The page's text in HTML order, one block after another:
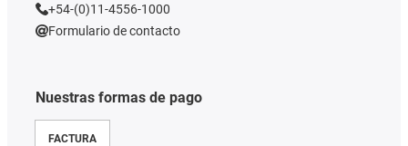
Nuestras formas de pago
FACTURA
+54-(0)11-4556-1000
Formulario de contacto